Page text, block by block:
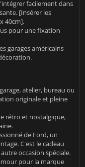
facilement dans
[Insérer les
40cm].
pour une fixation
garages américains
atelier, bureau ou
originale et pleine
rétro et nostalgique,
de Ford, un
C'est le cadeau
occasion spéciale.
pour la marque